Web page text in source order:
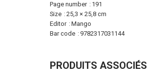
Page number
191
Size
25,3 × 25,8 cm
Editor
Mango
Bar code
9782317031144
PRODUITS ASSOCIÉS